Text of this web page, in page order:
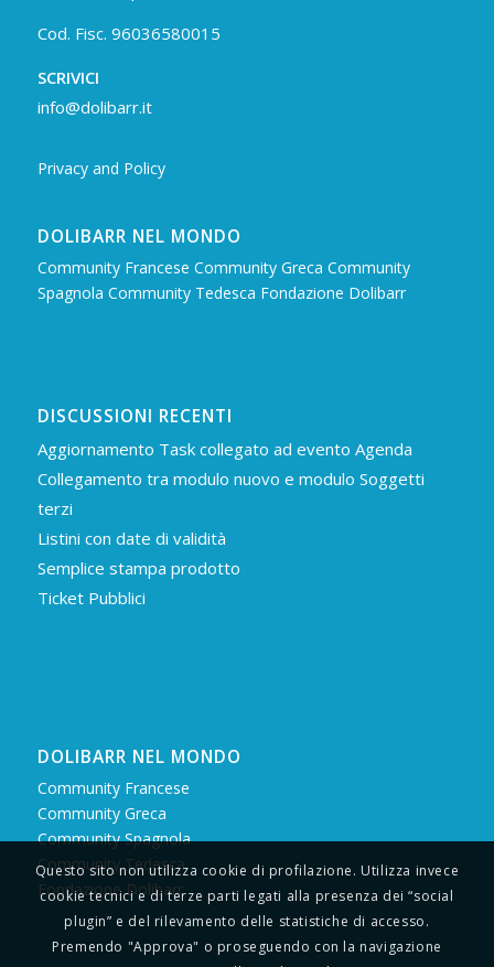
Cod. Fisc. 96036580015
SCRIVICI
info@dolibarr.it
Privacy and Policy
DOLIBARR NEL MONDO
Community Francese Community Greca Community
Spagnola Community Tedesca Fondazione Dolibarr
DISCUSSIONI RECENTI
Aggiornamento Task collegato ad evento Agenda
Collegamento tra modulo nuovo e modulo Soggetti
terzi
Listini con date di validità
Semplice stampa prodotto
Ticket Pubblici
DOLIBARR NEL MONDO
Community Francese
Community Greca
Community Spagnola
Community Tedesca
Fondazione Dolibarr
Questo sito non utilizza cookie di profilazione. Utilizza invece
cookie tecnici e di terze parti legati alla presenza dei “social
plugin” e del rilevamento delle statistiche di accesso.
Premendo "Approva" o proseguendo con la navigazione